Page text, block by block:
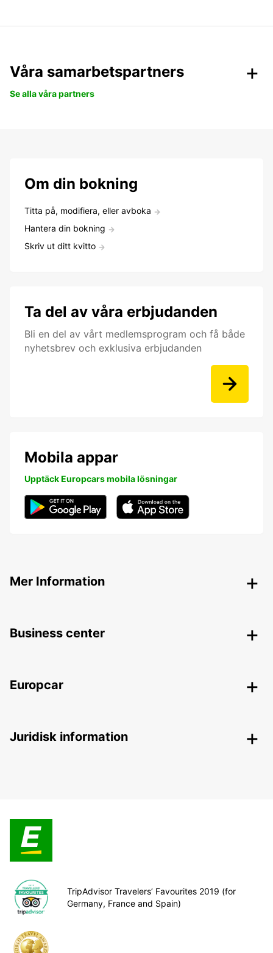
Våra samarbetspartners
Se alla våra partners
Om din bokning
Titta på, modifiera, eller avboka
Hantera din bokning
Skriv ut ditt kvitto
Ta del av våra erbjudanden
Bli en del av vårt medlemsprogram och få både
nyhetsbrev och exklusiva erbjudanden
Mobila appar
Upptäck Europcars mobila lösningar
Mer Information
Business center
Europcar
Juridisk information
TripAdvisor Travelers’ Favourites 2019 (for
Germany, France and Spain)